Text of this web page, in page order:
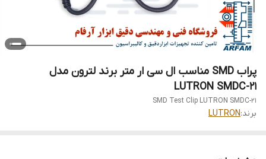
پراب SMD مناسب ال سی ار متر برند لترون مدل
LUTRON SMDC-21
SMD Test Clip LUTRON SMDC-21
برند:LUTRON